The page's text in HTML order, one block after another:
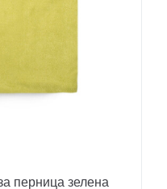
перница зелена